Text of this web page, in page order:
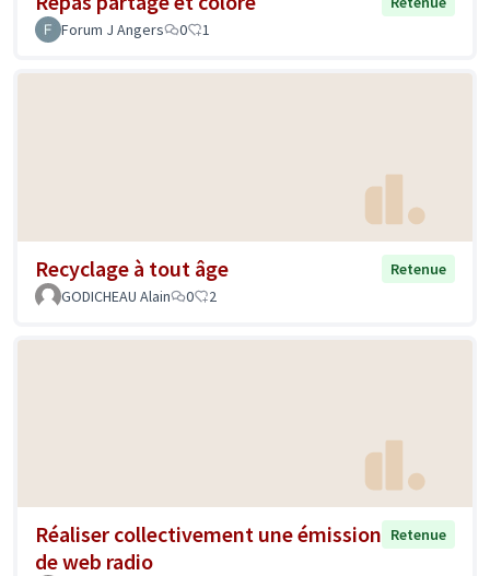
Forum J Angers
0 1
Recyclage à tout âge
Retenue
GODICHEAU Alain
0 2
Réaliser collectivement une émission
de web radio
Retenue